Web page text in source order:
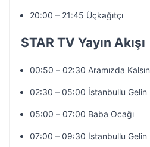
20:00 – 21:45 Üçkağıtçı
STAR TV Yayın Akışı
00:50 – 02:30 Aramızda Kalsın
02:30 – 05:00 İstanbullu Gelin
05:00 – 07:00 Baba Ocağı
07:00 – 09:30 İstanbullu Gelin